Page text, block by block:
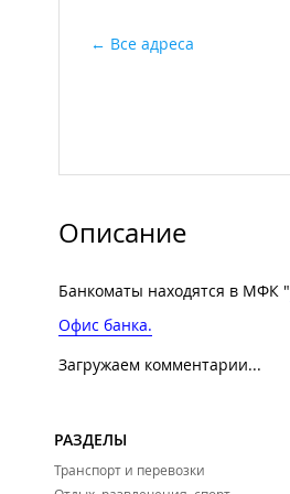
Все адреса
Описание
Банкоматы находятся в МФК "
Офис банка.
Загружаем комментарии...
РАЗДЕЛЫ
Транспорт и перевозки